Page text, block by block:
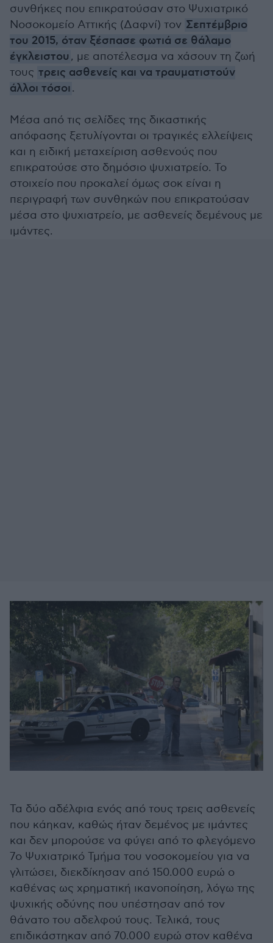
συνθήκες που επικρατούσαν στο Ψυχιατρικό
Νοσοκομείο Αττικής (Δαφνί) τον Σεπτέμβριο
του 2015, όταν ξέσπασε φωτιά σε θάλαμο
έγκλειστου , με αποτέλεσμα να χάσουν τη ζωή
τους τρεις ασθενείς και να τραυματιστούν
άλλοι τόσοι.
Μέσα από τις σελίδες της δικαστικής
απόφασης ξετυλίγονται οι τραγικές ελλείψεις
και η ειδική μεταχείριση ασθενούς που
επικρατούσε στο δημόσιο ψυχιατρείο. Το
στοιχείο που προκαλεί όμως σοκ είναι η
περιγραφή των συνθηκών που επικρατούσαν
μέσα στο ψυχιατρείο, με ασθενείς δεμένους με
ιμάντες.
Τα δύο αδέλφια ενός από τους τρεις ασθενείς
που κάηκαν, καθώς ήταν δεμένος με ιμάντες
και δεν μπορούσε να φύγει από το φλεγόμενο
7ο Ψυχιατρικό Τμήμα του νοσοκομείου για να
γλιτώσει, διεκδίκησαν από 150.000 ευρώ ο
καθένας ως χρηματική ικανοποίηση, λόγω της
ψυχικής οδύνης που υπέστησαν από τον
θάνατο του αδελφού τους. Τελικά, τους
επιδικάστηκαν από 70.000 ευρώ στον καθένα